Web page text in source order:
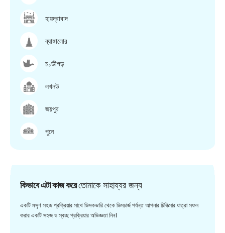
হায়দ্রাবাদ
ব্যাঙ্গালোর
চণ্ডীগড়
লখনউ
জয়পুর
পুনে
কিভাবে এটা কাজ করেতোমাকে সাহায্যর জন্য
একটি মসৃণ সহজ প্রক্রিয়ার সাথে ডিসকভারি থেকে ডিসচার্জ পর্যন্ত আপনার চিকিত্সার যাত্রা সফল
করার একটি সহজ ও স্বচ্ছ প্রক্রিয়ার অভিজ্ঞতা নিন।